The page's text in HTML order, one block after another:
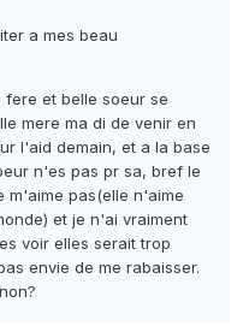
a mes beau
fere et belle soeur se
mere ma di de venir en
l'aid demain, et a la base
n'es pas pr sa, bref le
m'aime pas(elle n'aime
et je n'ai vraiment
voir elles serait trop
envie de me rabaisser.